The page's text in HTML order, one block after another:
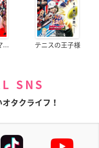
... テニスの王子様
SNS
タクライフ！